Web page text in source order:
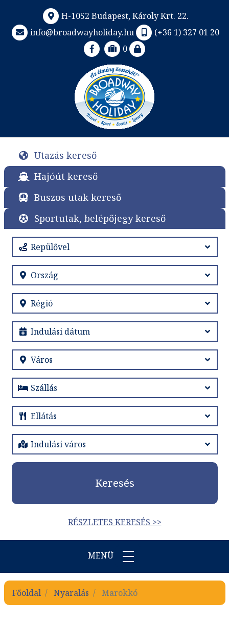
H-1052 Budapest, Károly Krt. 22.
info@broadwayholiday.hu
(+36 1) 327 01 20
0
Utazás kereső
Hajóút kereső
Buszos utak kereső
Sportutak, belépőjegy kereső
Keresés
RÉSZLETES KERESÉS >>
MENÜ
Főoldal Nyaralás Marokkó